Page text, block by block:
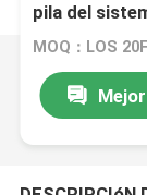
pila del
10KWH 102V
MOQ：LOS